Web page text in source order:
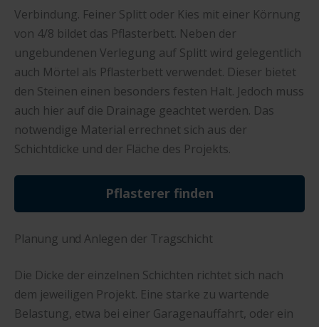
Verbindung. Feiner Splitt oder Kies mit einer Körnung
von 4/8 bildet das Pflasterbett. Neben der
ungebundenen Verlegung auf Splitt wird gelegentlich
auch Mörtel als Pflasterbett verwendet. Dieser bietet
den Steinen einen besonders festen Halt. Jedoch muss
auch hier auf die Drainage geachtet werden. Das
notwendige Material errechnet sich aus der
Schichtdicke und der Fläche des Projekts.
Pflasterer finden
Planung und Anlegen der Tragschicht
Die Dicke der einzelnen Schichten richtet sich nach
dem jeweiligen Projekt. Eine starke zu wartende
Belastung, etwa bei einer Garagenauffahrt, oder ein